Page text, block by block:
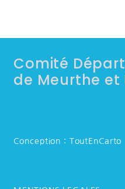
Comité
de Meurthe et
Conception : ToutEnCarto